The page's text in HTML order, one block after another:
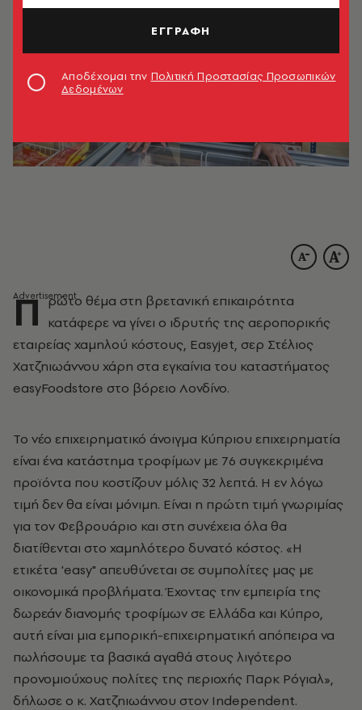
Π ρώτο θέμα στη βρετανική επικαιρότητα
κατάφερε να γίνει ο ιδρυτής της αεροπορικής
εταιρείας χαμηλού κόστους, Easyjet, σερ Στέλιος
Χατζηιωάννου χάρη στα εγκαίνια του καταστήματος
easyFoodstore στο βόρειο Λονδίνο.
Το νέο επιχειρηματικό άνοιγμα Κύπριου επιχειρηματία
είναι ένα κατάστημα τροφίμων με 76 συγκεκριμένα
προϊόντα που κοστίζουν μόλις 32 λεπτά. Η εν λόγω
τιμή δεν θα είναι μόνιμη. Είναι η πρώτη τιμή γνωριμίας
για τον Φεβρουάριο και στη συνέχεια όλα θα
διατίθενται στο χαμηλότερο δυνατό κόστος. «Η
ετικέτα 'easy" απευθύνεται σε συμπολίτες μας με
οικονομικά προβλήματα. Έχοντας την εμπειρία της
δωρεάν διανομής τροφίμων σε Ελλάδα και Κύπρο,
αυτή είναι μια εμπορική-επιχειρηματική απόπειρα να
πωλήσουμε τα βασικά αγαθά στους λιγότερο
προνομιούχους πολίτες της περιοχής Παρκ Ρόγιαλ»,
δήλωσε ο κ. Χατζηιωάννου στον Independent.
ΕΓΓΡΑΦΗ
Αποδέχομαι την Πολιτική Προστασίας Προσωπικών
Δεδομένων